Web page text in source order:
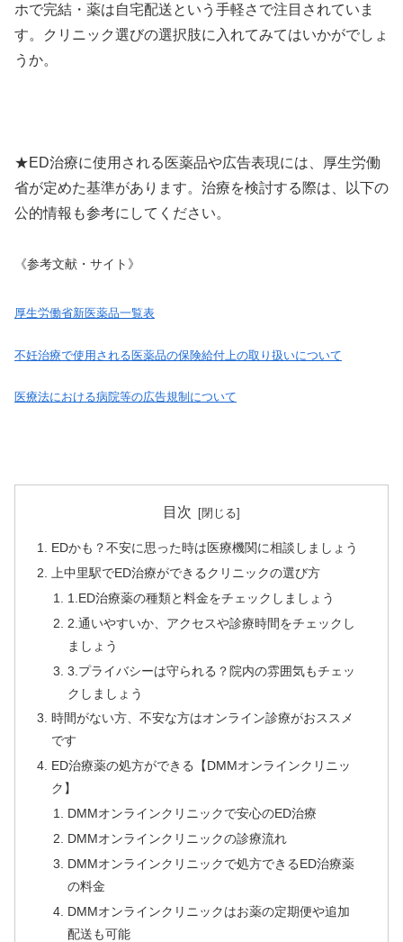
ホで完結・薬は自宅配送という手軽さで注目されていま
す。クリニック選びの選択肢に入れてみてはいかがでしょ
うか。
★ED治療に使用される医薬品や広告表現には、厚生労働
省が定めた基準があります。治療を検討する際は、以下の
公的情報も参考にしてください。
《参考文献・サイト》
厚生労働省新医薬品一覧表
不妊治療で使用される医薬品の保険給付上の取り扱いについて
医療法における病院等の広告規制について
目次
EDかも？不安に思った時は医療機関に相談しましょう
上中里駅でED治療ができるクリニックの選び方
1.ED治療薬の種類と料金をチェックしましょう
2.通いやすいか、アクセスや診療時間をチェックし
ましょう
3.プライバシーは守られる？院内の雰囲気もチェッ
クしましょう
時間がない方、不安な方はオンライン診療がおススメ
です
ED治療薬の処方ができる【DMMオンラインクリニッ
ク】
DMMオンラインクリニックで安心のED治療
DMMオンラインクリニックの診療流れ
DMMオンラインクリニックで処方できるED治療薬
の料金
DMMオンラインクリニックはお薬の定期便や追加
配送も可能